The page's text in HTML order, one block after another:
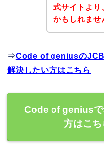
式サイトより
かもしれませ
⇒Code of geniusのJCB
解決したい方はこちら
Code of geniusで
方はこち